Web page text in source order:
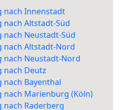
nach Innenstadt
nach Altstadt-Süd
Neustadt-Süd
nach Altstadt-Nord
nach Neustadt-Nord
nach Deutz
nach Bayenthal
nach Marienburg (Köln)
nach Raderberg